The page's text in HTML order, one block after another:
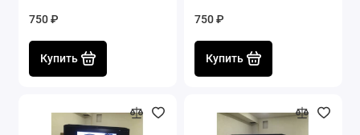
750 ₽
Купить
750 ₽
Купить